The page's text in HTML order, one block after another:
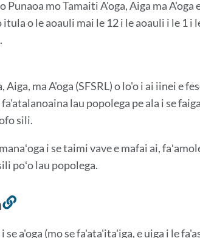
Punaoa mo Tamaiti A'oga, Aiga ma
o le aoauli mai le 12 i le aoauli i le 1 i
.
ma A'oga (SFSRL) o lo'o i ai iinei e
lau popolega pe ala i se
sili.
i se taimi vave e mafai ai,
poʻo lau popolega.
So'otaga
a'oga (mo se fa'ata'ita'iga, e uiga i le